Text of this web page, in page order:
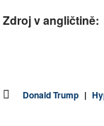
Zdroj v angličtině:
Donald Trump |